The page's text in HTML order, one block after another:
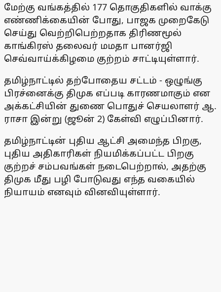
மேற்கு வங்கத்தில் 177 தொகுதிகளில் வாக்கு
எண்ணிக்கையின் போது, பாஜக முறைகேடு
செய்து வெற்றிபெற்றதாக திரிணமூல்
காங்கிரஸ் தலைவர் மமதா பானர்ஜி
செவ்வாய்க்கிழமை குற்றம் சாட்டியுள்ளார்.
தமிழ்நாட்டில் தற்போதைய சட்டம் - ஒழுங்கு
பிரச்னைக்கு திமுக எப்படி காரணமாகும் என
அக்கட்சியின் துணை பொதுச் செயலாளர் ஆ.
ராசா இன்று (ஜூன் 2) கேள்வி எழுப்பினார்.
தமிழ்நாட்டின் புதிய ஆட்சி அமைந்த பிறகு,
புதிய அதிகாரிகள் நியமிக்கப்பட்ட பிறகு
குற்றச் சம்பவங்கள் நடைபெற்றால், அதற்கு
திமுக மீது பழி போடுவது எந்த வகையில்
நியாயம் எனவும் வினவியுள்ளார்.